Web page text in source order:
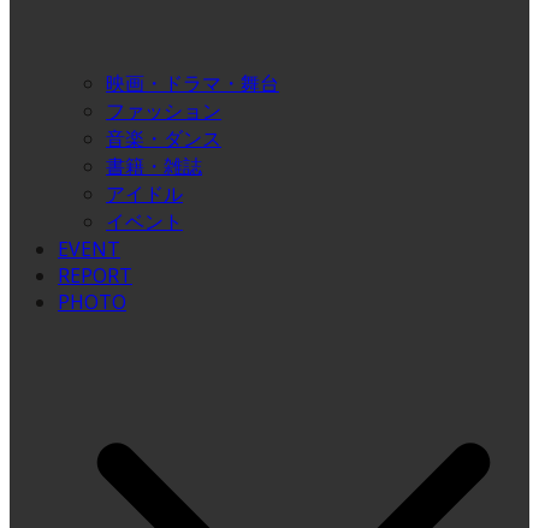
映画・ドラマ・舞台
ファッション
音楽・ダンス
書籍・雑誌
アイドル
イベント
EVENT
REPORT
PHOTO